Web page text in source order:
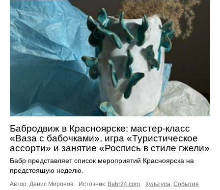
Бабродвиж в Красноярске: мастер-класс
«Ваза с бабочками», игра «Туристическое
ассорти» и занятие «Роспись в стиле гжели»
Бабр представляет список мероприятий Красноярска на
предстоящую неделю.
Автор: Денис Миронов. Источник: Babr24.com Культура События